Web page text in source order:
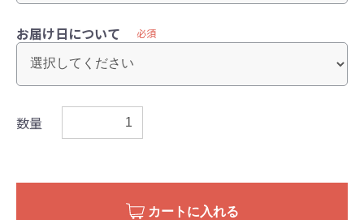
お届け日について 必須
数量
カートに入れる